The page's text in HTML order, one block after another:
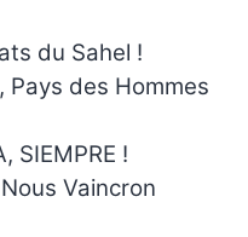
du Sahel !
Pays des Hommes
SIEMPRE !
Vaincron